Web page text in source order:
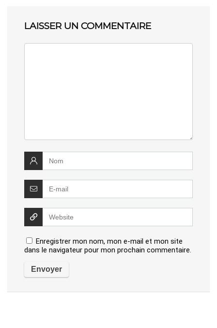
LAISSER UN COMMENTAIRE
Enregistrer mon nom, mon e-mail et mon site
dans le navigateur pour mon prochain commentaire.